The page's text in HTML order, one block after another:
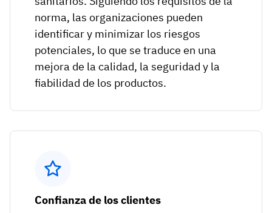
norma, las organizaciones pueden
identificar y minimizar los riesgos
potenciales, lo que se traduce en una
mejora de la calidad, la seguridad y la
fiabilidad de los productos.
Confianza de los clientes